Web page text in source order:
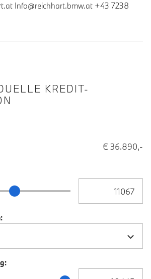
Info@reichhart.bmw.at +43 7238
KREDIT-
€ 36.890,-